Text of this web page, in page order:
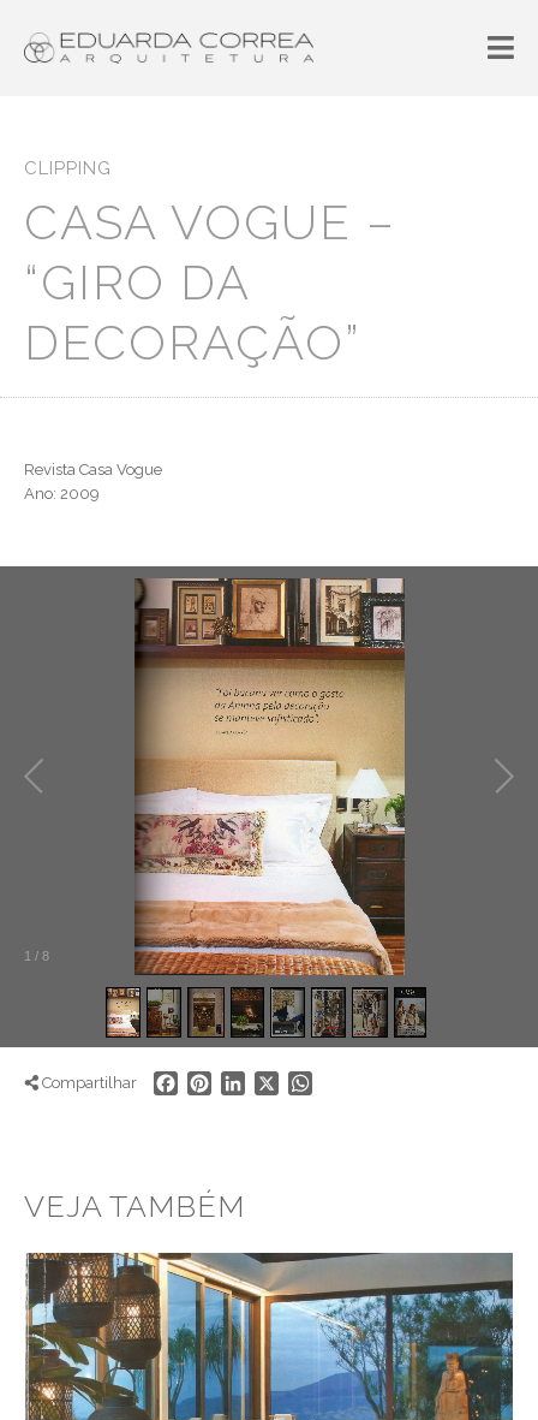
CLIPPING
CASA VOGUE –
“GIRO DA
DECORAÇÃO”
Revista Casa Vogue
Ano: 2009
1 / 8
Compartilhar Facebook
PinterestLinkedIn
VEJA TAMBÉM